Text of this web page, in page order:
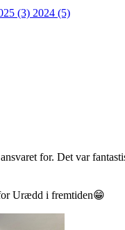
(3) 2024 (5)
for. Det var
Urædd i fremtiden😁